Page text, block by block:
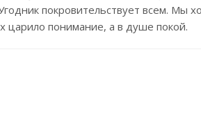
покровительствует всем. Мы
царило понимание, а в душе покой.